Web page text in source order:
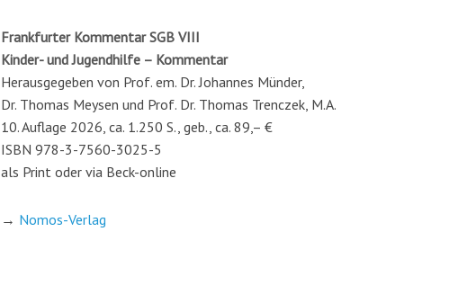
Frankfurter Kommentar SGB VIII
Kinder- und Jugendhilfe – Kommentar
Herausgegeben von Prof. em. Dr. Johannes Münder,
Dr. Thomas Meysen und Prof. Dr. Thomas Trenczek, M.A.
10. Auflage 2026, ca. 1.250 S., geb., ca. 89,– €
ISBN 978-3-7560-3025-5
als Print oder via Beck-online
→ Nomos-Verlag